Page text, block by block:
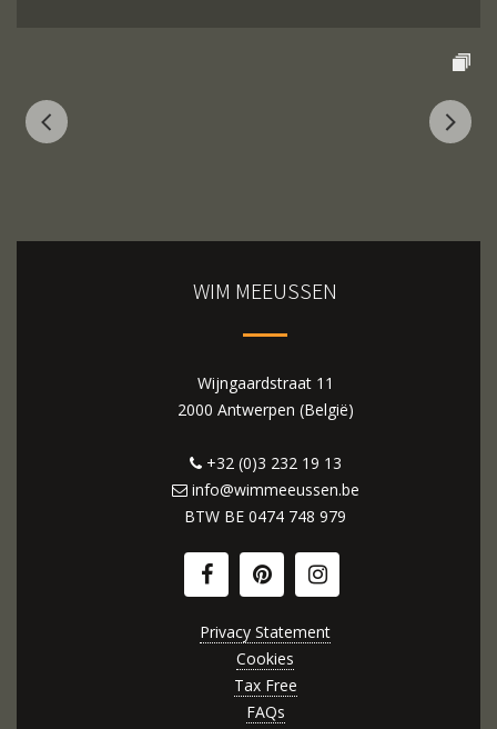
WIM MEEUSSEN
Wijngaardstraat 11
2000 Antwerpen (België)
+32 (0)3 232 19 13
info@wimmeeussen.be
BTW BE 0474 748 979
Privacy Statement
Cookies
Tax Free
FAQs